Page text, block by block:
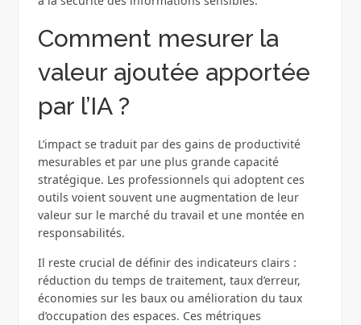
Comment mesurer la
valeur ajoutée apportée
par l’IA ?
L’impact se traduit par des gains de productivité
mesurables et par une plus grande capacité
stratégique. Les professionnels qui adoptent ces
outils voient souvent une augmentation de leur
valeur sur le marché du travail et une montée en
responsabilités.
Il reste crucial de définir des indicateurs clairs :
réduction du temps de traitement, taux d’erreur,
économies sur les baux ou amélioration du taux
d’occupation des espaces. Ces métriques